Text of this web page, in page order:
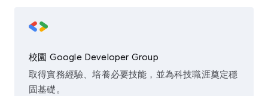
校園 Google Developer Group
取得實務經驗、培養必要技能，並為科技職涯奠定穩
固基礎。